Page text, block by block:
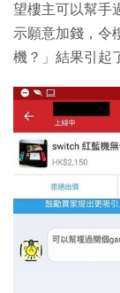
望樓主可以幫手
示願意加錢，令
機？」結果引起